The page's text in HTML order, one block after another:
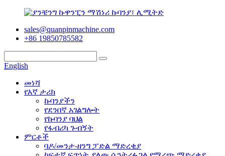
sales@quanpinmachine.com
+86 19850785582
English
መነሻ
የእኛ ታሪክ
ኩባንያችን
የደንበኛ አገልግሎት
የኩባንያ ባህል
የፋብሪካ ጉብኝት
ምርቶች
ባዶ/መንታ-ዘንግ ፓድል ማድረቂያ